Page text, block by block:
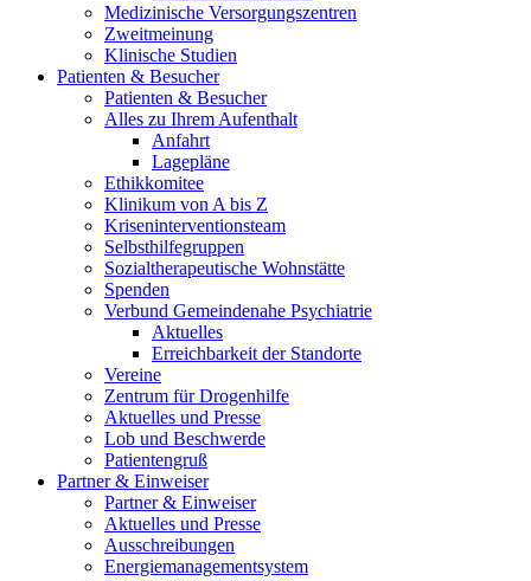
Medizinische Versorgungszentren
Zweitmeinung
Klinische Studien
Patienten & Besucher
Patienten & Besucher
Alles zu Ihrem Aufenthalt
Anfahrt
Lagepläne
Ethikkomitee
Klinikum von A bis Z
Kriseninterventionsteam
Selbsthilfegruppen
Sozialtherapeutische Wohnstätte
Spenden
Verbund Gemeindenahe Psychiatrie
Aktuelles
Erreichbarkeit der Standorte
Vereine
Zentrum für Drogenhilfe
Aktuelles und Presse
Lob und Beschwerde
Patientengruß
Partner & Einweiser
Partner & Einweiser
Aktuelles und Presse
Ausschreibungen
Energiemanagementsystem